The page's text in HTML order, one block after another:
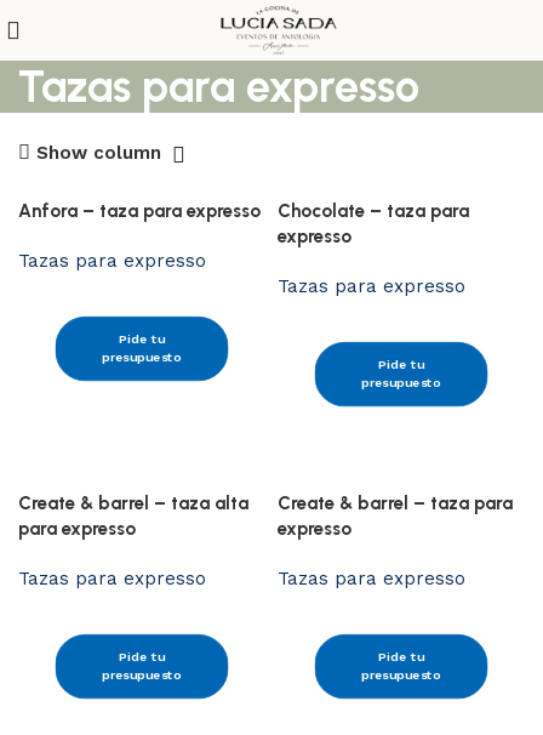
Tazas para expresso
Show column
Anfora – taza para expresso
Tazas para expresso
Pide tu
presupuesto
Chocolate – taza para
expresso
Tazas para expresso
Pide tu
presupuesto
Create & barrel – taza alta
para expresso
Tazas para expresso
Pide tu
presupuesto
Create & barrel – taza para
expresso
Tazas para expresso
Pide tu
presupuesto